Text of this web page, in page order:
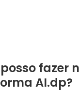
fazer
AI.dp?